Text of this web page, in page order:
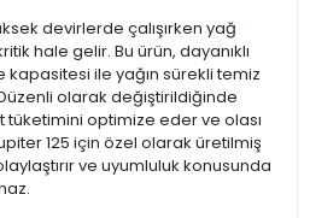
devirlerde çalışırken yağ
hale gelir. Bu ürün, dayanıklı
kapasitesi ile yağın sürekli temiz
olarak değiştirildiğinde
tüketimini optimize eder ve olası
125 için özel olarak üretilmiş
ve uyumluluk konusunda